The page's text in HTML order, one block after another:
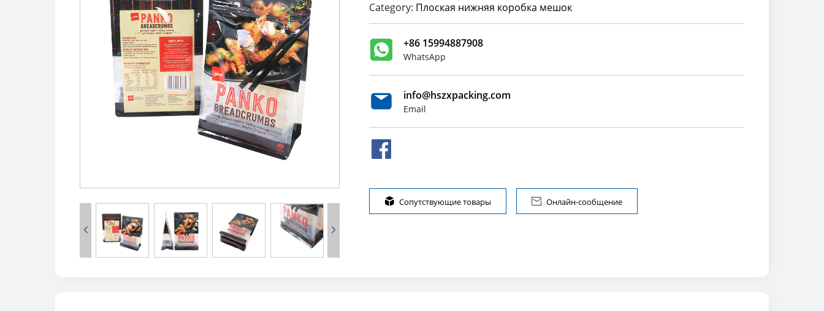
 
Category: Плоская нижняя коробка мешок
+86 15994887908
WhatsApp
info@hszxpacking.com
Email
 Сопутствующие товары  Онлайн-сообщение